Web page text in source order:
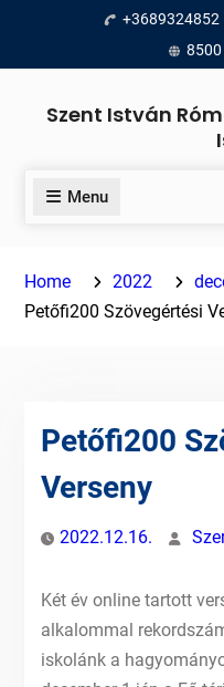
content
+3689324852
8500
Szent István
Menu
Home 2022
Petőfi200 Szövegértési
Petőfi200
Verseny
2022.12.16.
Két év online tartott
alkalommal
iskolánk a